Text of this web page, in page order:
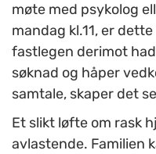
møte med psykolog
mandag kl.11, er
fastlegen derimot
søknad og håper
samtale, skaper det
Et slikt løfte om rask
avlastende. Familien